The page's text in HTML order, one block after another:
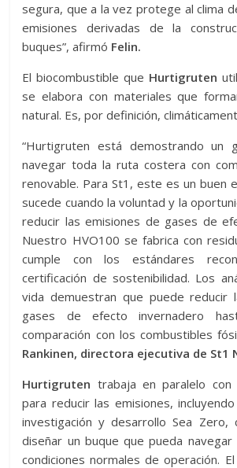
segura, que a la vez protege al clima
emisiones derivadas de la
buques”, afirmó Felin.
El biocombustible que Hurtigruten
se elabora con materiales que
natural. Es, por definición,
“Hurtigruten está demostrando un
navegar toda la ruta costera con
renovable. Para St1, este es un buen
sucede cuando la voluntad y la
reducir las emisiones de gases de
Nuestro HVO100 se fabrica con
cumple con los estándares
certificación de sostenibilidad. Los
vida demuestran que puede reducir
gases de efecto invernadero
comparación con los combustibles
Rankinen, directora ejecutiva de St1
Hurtigruten trabaja en paralelo con
para reducir las emisiones,
investigación y desarrollo Sea Zero,
diseñar un buque que pueda
condiciones normales de operación.